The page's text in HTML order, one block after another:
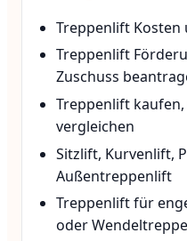
Treppenlift Kosten
Treppenlift
Zuschuss
Treppenlift
vergleichen
Sitzlift, Kurvenlift,
Außentreppenlift
Treppenlift für
oder Wendeltreppe